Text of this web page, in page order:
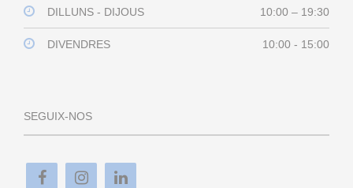
DILLUNS - DIJOUS 10:00 – 19:30
DIVENDRES 10:00 - 15:00
SEGUIX-NOS